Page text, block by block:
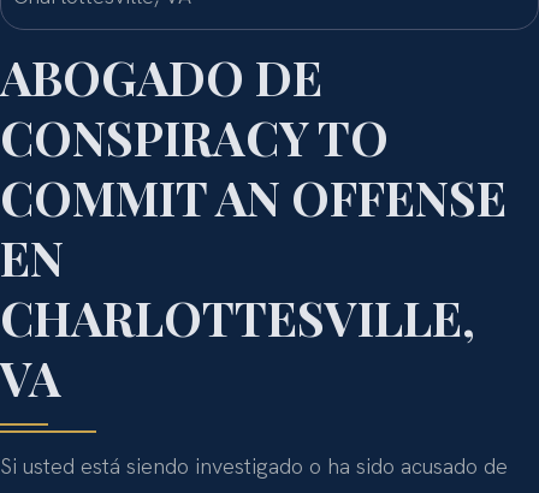
ABOGADO DE
CONSPIRACY TO
COMMIT AN OFFENSE
EN
CHARLOTTESVILLE,
VA
Si usted está siendo investigado o ha sido acusado de